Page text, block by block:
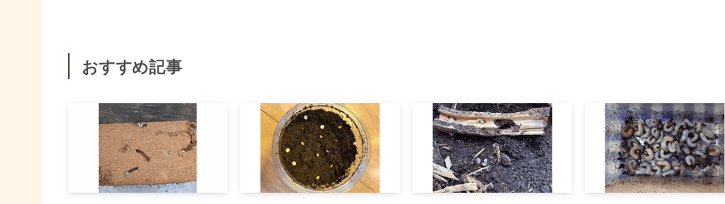
おすすめ記事